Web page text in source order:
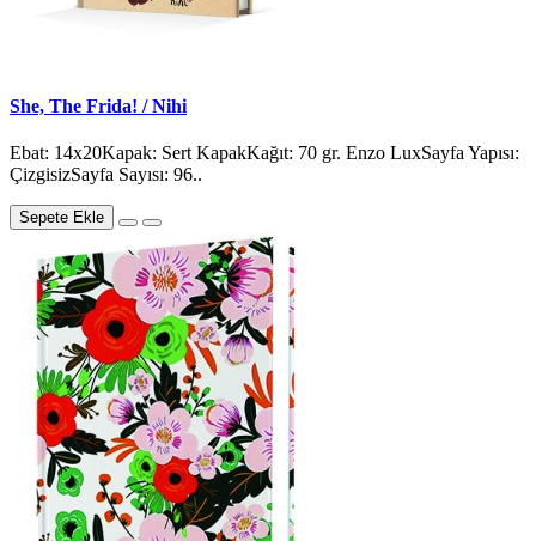
She, The Frida! / Nihi
Ebat: 14x20Kapak: Sert KapakKağıt: 70 gr. Enzo LuxSayfa Yapısı:
ÇizgisizSayfa Sayısı: 96..
Sepete Ekle